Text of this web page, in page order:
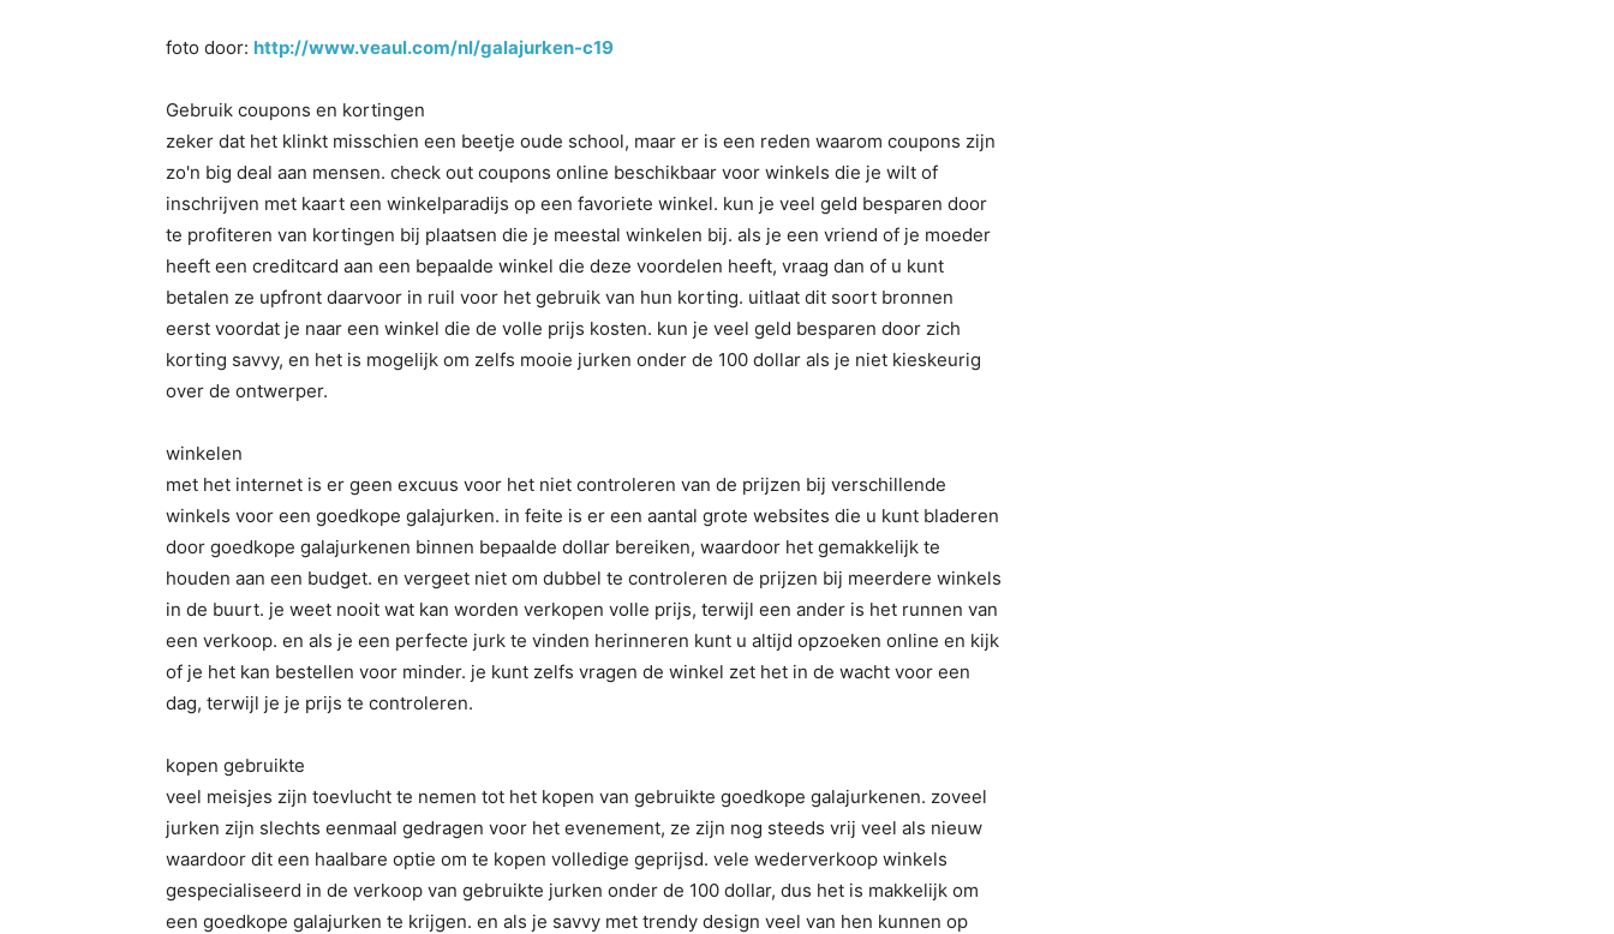
foto door: http://www.veaul.com/nl/galajurken-c19
Gebruik coupons en kortingen
zeker dat het klinkt misschien een beetje oude school, maar er is een reden waarom coupons zijn
zo'n big deal aan mensen. check out coupons online beschikbaar voor winkels die je wilt of
inschrijven met kaart een winkelparadijs op een favoriete winkel. kun je veel geld besparen door
te profiteren van kortingen bij plaatsen die je meestal winkelen bij. als je een vriend of je moeder
heeft een creditcard aan een bepaalde winkel die deze voordelen heeft, vraag dan of u kunt
betalen ze upfront daarvoor in ruil voor het gebruik van hun korting. uitlaat dit soort bronnen
eerst voordat je naar een winkel die de volle prijs kosten. kun je veel geld besparen door zich
korting savvy, en het is mogelijk om zelfs mooie jurken onder de 100 dollar als je niet kieskeurig
over de ontwerper.
winkelen
met het internet is er geen excuus voor het niet controleren van de prijzen bij verschillende
winkels voor een goedkope galajurken. in feite is er een aantal grote websites die u kunt bladeren
door goedkope galajurkenen binnen bepaalde dollar bereiken, waardoor het gemakkelijk te
houden aan een budget. en vergeet niet om dubbel te controleren de prijzen bij meerdere winkels
in de buurt. je weet nooit wat kan worden verkopen volle prijs, terwijl een ander is het runnen van
een verkoop. en als je een perfecte jurk te vinden herinneren kunt u altijd opzoeken online en kijk
of je het kan bestellen voor minder. je kunt zelfs vragen de winkel zet het in de wacht voor een
dag, terwijl je je prijs te controleren.
kopen gebruikte
veel meisjes zijn toevlucht te nemen tot het kopen van gebruikte goedkope galajurkenen. zoveel
jurken zijn slechts eenmaal gedragen voor het evenement, ze zijn nog steeds vrij veel als nieuw
waardoor dit een haalbare optie om te kopen volledige geprijsd. vele wederverkoop winkels
gespecialiseerd in de verkoop van gebruikte jurken onder de 100 dollar, dus het is makkelijk om
een goedkope galajurken te krijgen. en als je savvy met trendy design veel van hen kunnen op